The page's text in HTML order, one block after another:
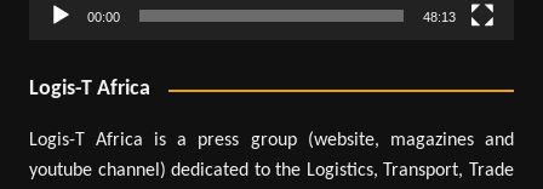
00:00 48:13
Logis-T Africa
Logis-T Africa is a press group (website, magazines and
youtube channel) dedicated to the Logistics, Transport, Trade